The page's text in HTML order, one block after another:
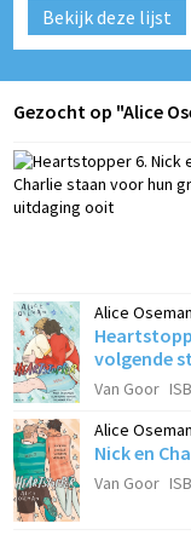
Bekijk deze lijst
Gezocht op "Alice
Alice Oseman
volgende
Van Goor
Alice Oseman
Nick en
Van Goor